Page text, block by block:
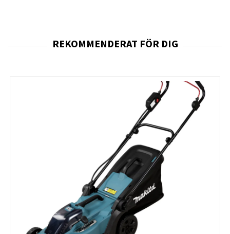
Enkelt arbete tack vare bra ergonomi
Hållbar och kraftfull bortstlös motor
Den kraftfulla och borstlösa motorn i PowerMax 37/36V
kommer inte att göra dig besviken, inte ens efter längre
användningssessioner. Den bibehåller sin höga
effektivitet och har lång livslängd. När du använder
gräsklipparen säkerställer ErgoTex-Plus-handtaget ett
ergonomiskt stadigt grepp oavsett hur du placerar dina
händer på handtaget. Detta gör klippningen med
batterigräsklipparen mycket bekväm, även under långa